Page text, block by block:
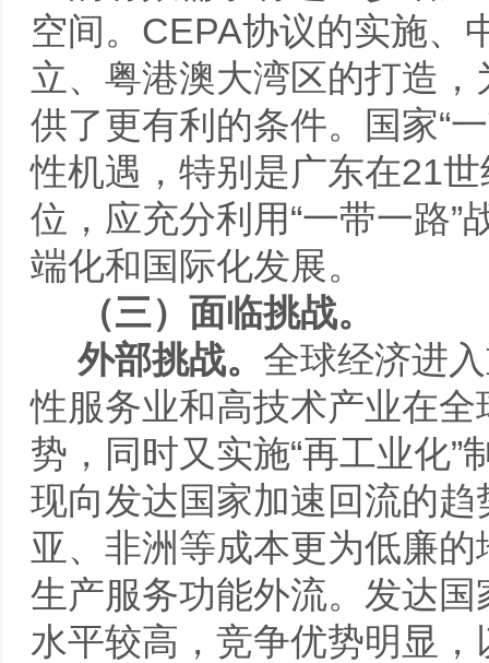
空间。CEPA协议的实施、
立、粤港澳大湾区的打造
供了更有利的条件。国家“
性机遇，特别是广东在21
位，应充分利用“一带一路
端化和国际化发展。
（三）面临挑战。
外部挑战。 全球经济进
性服务业和高技术产业在
势，同时又实施“再工业化
现向发达国家加速回流的
亚、非洲等成本更为低廉
生产服务功能外流。发达
水平较高，竞争优势明显